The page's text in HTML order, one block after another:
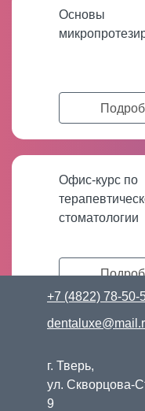
Основы
Офис-курс по
стоматологии
+7 (4822) 78-50-
г. Тверь,
ул. Скворцова-
9